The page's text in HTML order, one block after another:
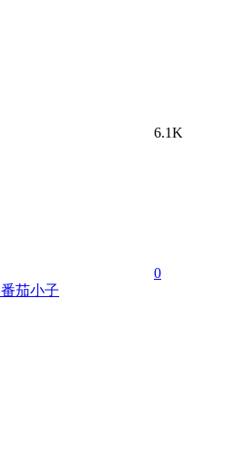
6.1K
0
番茄小子